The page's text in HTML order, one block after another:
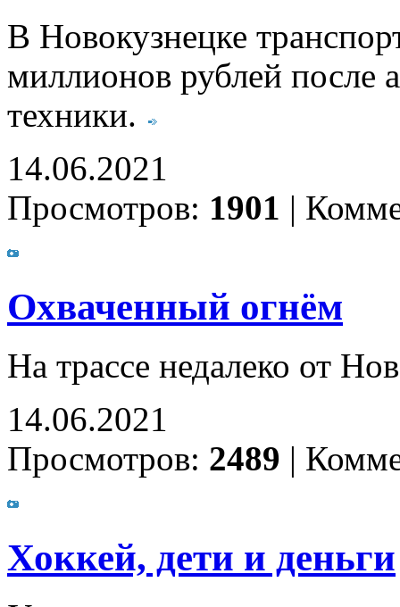
В Новокузнецке
миллионов рублей после
техники.
14.06.2021
Просмотров: 1901 |
Охваченный огнём
На трассе недалеко от
14.06.2021
Просмотров: 2489 |
Хоккей, дети и деньги